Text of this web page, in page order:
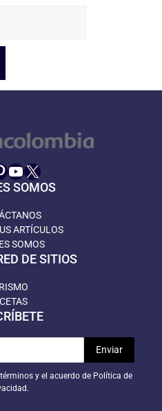
YouTube
X
SOMOS
ARTÍCULOS
SOMOS
DE SITIOS
y el acuerdo de Política de